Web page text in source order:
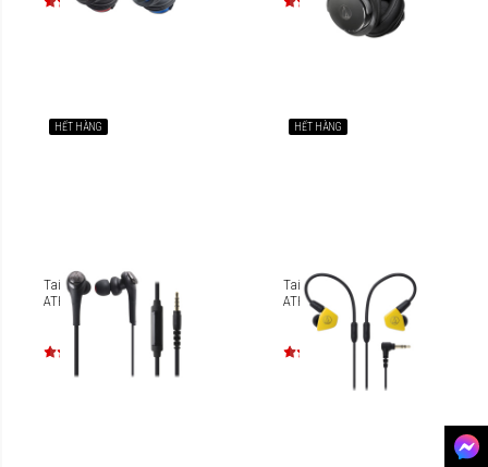
HẾT HÀNG
Tai nghe Audio-Technica
ATH-CKS550iS
HẾT HÀNG
Tai nghe Audio-Technica
ATH-LS50iS